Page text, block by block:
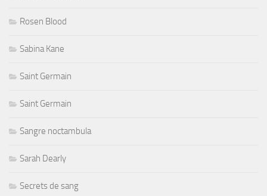
Rosen Blood
Sabina Kane
Saint Germain
Saint Germain
Sangre noctambula
Sarah Dearly
Secrets de sang